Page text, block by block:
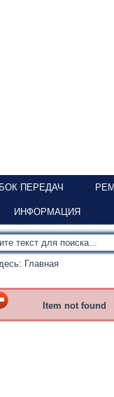
ПЕРЕДАЧ
ИНФОРМАЦИЯ
Главная
Item not found